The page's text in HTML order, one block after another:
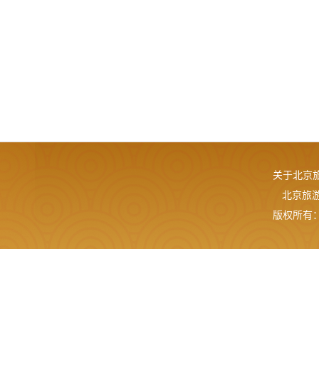
关于北京
北京旅
版权所有